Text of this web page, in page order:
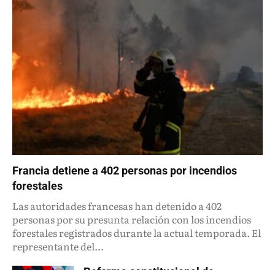
Francia detiene a 402 personas por incendios
forestales
Las autoridades francesas han detenido a 402
personas por su presunta relación con los incendios
forestales registrados durante la actual temporada. El
representante del...